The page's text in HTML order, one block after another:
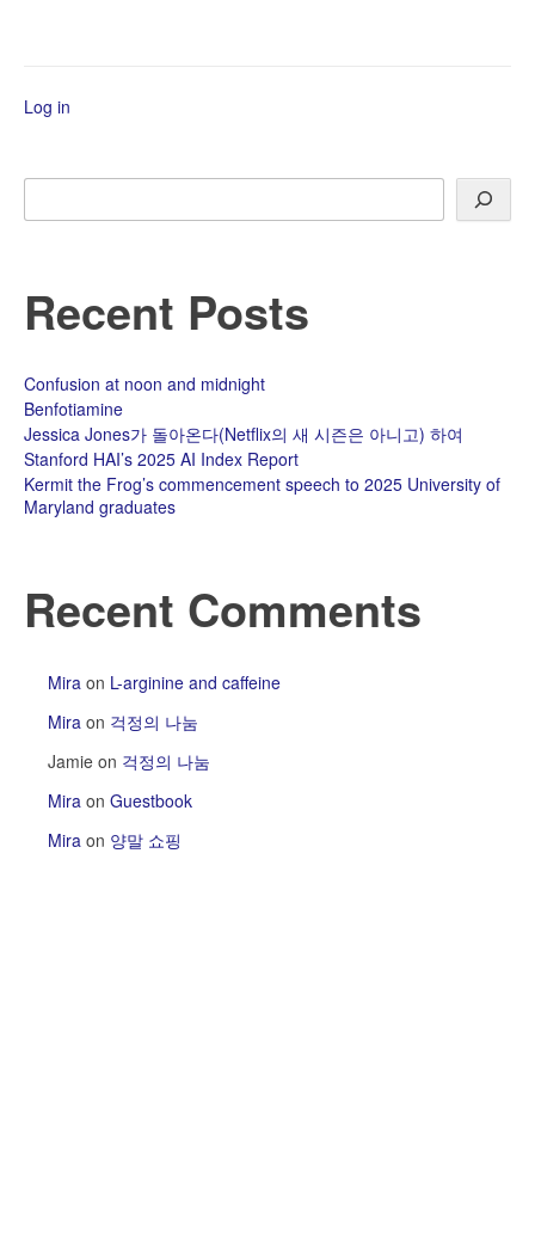
Log in
Search
Recent Posts
Confusion at noon and midnight
Benfotiamine
Jessica Jones가 돌아온다(Netflix의 새 시즌은 아니고) 하여
Stanford HAI’s 2025 AI Index Report
Kermit the Frog’s commencement speech to 2025 University of
Maryland graduates
Recent Comments
Mira on L-arginine and caffeine
Mira on 걱정의 나눔
Jamie on 걱정의 나눔
Mira on Guestbook
Mira on 양말 쇼핑